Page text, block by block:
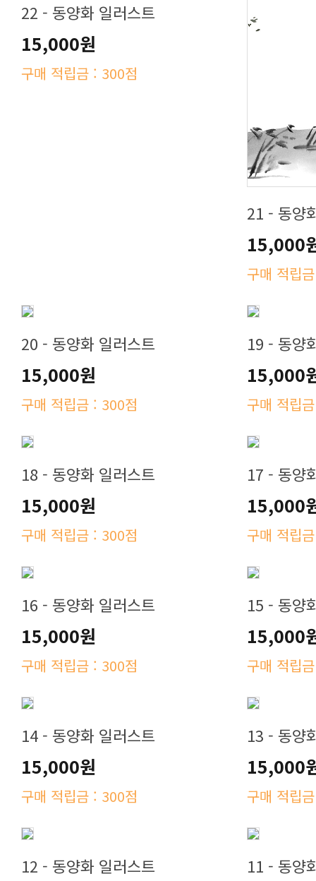
22 - 동양화 일러스트
15,000원
구매 적립금 : 300점
21 - 동양
15,000
구매 적립
20 - 동양화 일러스트
15,000원
구매 적립금 : 300점
19 - 동양
15,000
구매 적립
18 - 동양화 일러스트
15,000원
구매 적립금 : 300점
17 - 동양
15,000
구매 적립
16 - 동양화 일러스트
15,000원
구매 적립금 : 300점
15 - 동양
15,000
구매 적립
14 - 동양화 일러스트
15,000원
구매 적립금 : 300점
13 - 동양
15,000
구매 적립
12 - 동양화 일러스트 11 - 동양